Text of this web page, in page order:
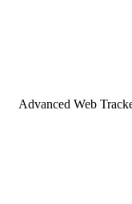
Advanced Web